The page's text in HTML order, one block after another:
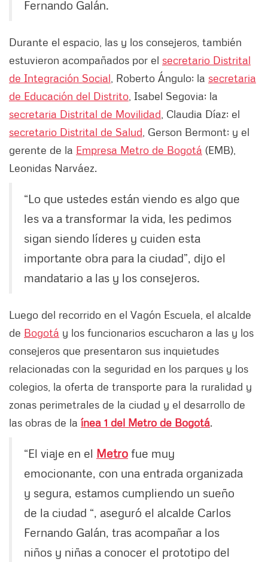
Fernando Galán.
Durante el espacio, las y los consejeros, también
estuvieron acompañados por el secretario Distrital
de Integración Social , Roberto Ángulo; la secretaria
de Educación del Distrito , Isabel Segovia; la
secretaria Distrital de Movilidad , Claudia Díaz; el
secretario Distrital de Salud , Gerson Bermont; y el
gerente de la Empresa Metro de Bogotá (EMB),
Leonidas Narváez.
“Lo que ustedes están viendo es algo que
les va a transformar la vida, les pedimos
sigan siendo líderes y cuiden esta
importante obra para la ciudad”, dijo el
mandatario a las y los consejeros.
Luego del recorrido en el Vagón Escuela, el alcalde
de Bogotá y los funcionarios escucharon a las y los
consejeros que presentaron sus inquietudes
relacionadas con la seguridad en los parques y los
colegios, la oferta de transporte para la ruralidad y
zonas perimetrales de la ciudad y el desarrollo de
las obras de la ínea 1 del Metro de Bogotá.
“El viaje en el Metro fue muy
emocionante, con una entrada organizada
y segura, estamos cumpliendo un sueño
de la ciudad “, aseguró el alcalde Carlos
Fernando Galán, tras acompañar a los
niños y niñas a conocer el prototipo del